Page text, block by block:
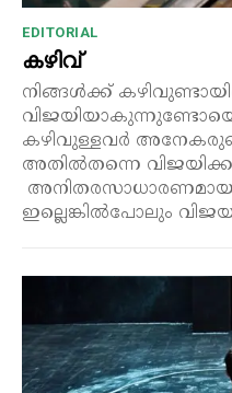
EDITORIAL
കഴിവ്
നിങ്ങൾക്ക്
കഴിവുള്ളവർ
അതിൽതന്നെ
ഇല്ലെങ്കിൽപോലും